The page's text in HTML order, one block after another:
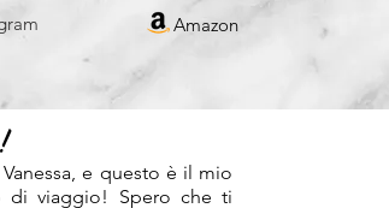
Amazon
e questo è il mio
di viaggio! Spero che ti